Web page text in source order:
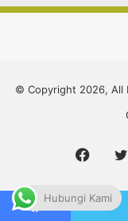
© Copyright 2026, All
Hubungi Kami